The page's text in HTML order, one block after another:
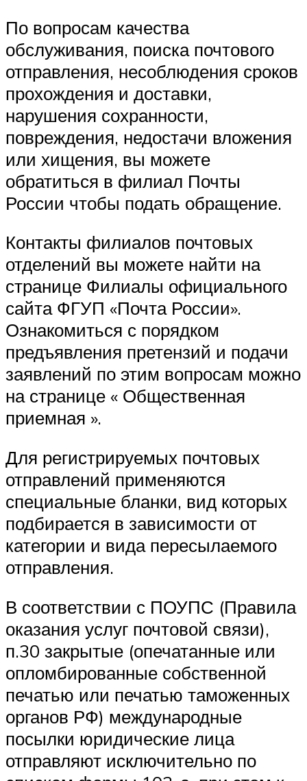
По вопросам качества
обслуживания, поиска почтового
отправления, несоблюдения сроков
прохождения и доставки,
нарушения сохранности,
повреждения, недостачи вложения
или хищения, вы можете
обратиться в филиал Почты
России чтобы подать обращение.
Контакты филиалов почтовых
отделений вы можете найти на
странице Филиалы официального
сайта ФГУП «Почта России».
Ознакомиться с порядком
предъявления претензий и подачи
заявлений по этим вопросам можно
на странице « Общественная
приемная ».
Для регистрируемых почтовых
отправлений применяются
специальные бланки, вид которых
подбирается в зависимости от
категории и вида пересылаемого
отправления.
В соответствии с ПОУПС (Правила
оказания услуг почтовой связи),
п.30 закрытые (опечатанные или
опломбированные собственной
печатью или печатью таможенных
органов РФ) международные
посылки юридические лица
отправляют исключительно по